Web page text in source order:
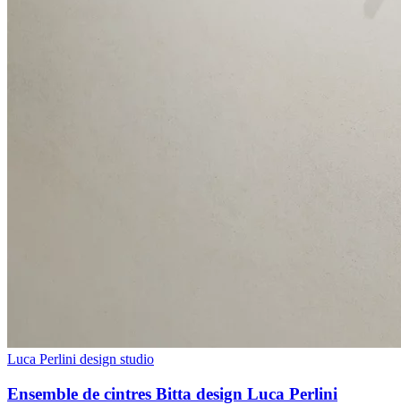
Luca Perlini design studio
Ensemble de cintres Bitta design Luca Perlini